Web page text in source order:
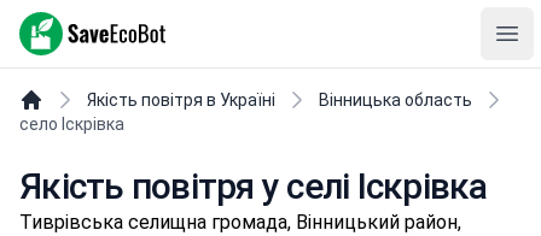
SaveEcoBot
Якість повітря в Україні
Вінницька область
село Іскрівка
Якість повітря у селі Іскрівка
Тивpівськa селищнa громада, Вінницький район,